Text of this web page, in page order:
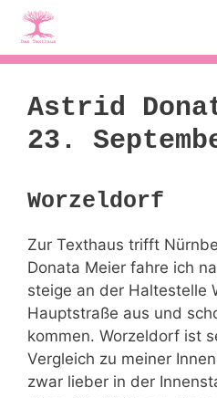
Zum
Inhalt
springen
Astrid
23.
Worzeldorf
Zur Texthaus trifft
Donata Meier fahre ich
steige an der Haltestelle
Hauptstraße aus und
kommen. Worzeldorf ist
Vergleich zu meiner
zwar lieber in der